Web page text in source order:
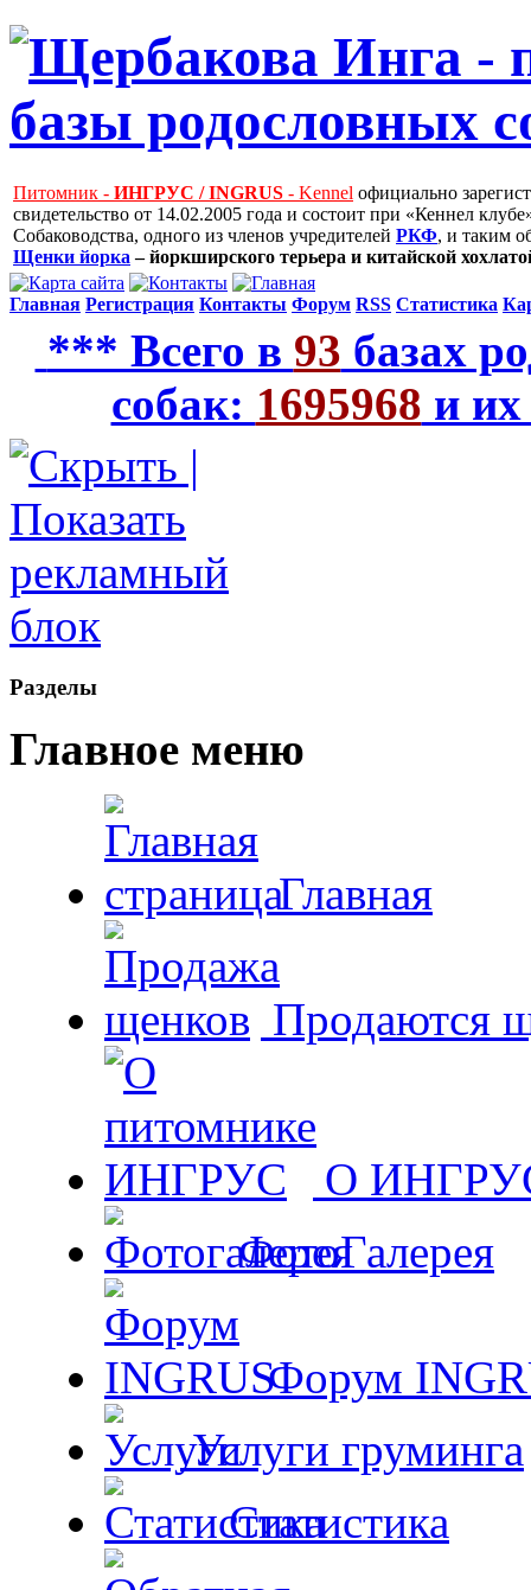
Питомник - ИНГРУС / INGRUS - Kennel официально
свидетельство от 14.02.2005 года и состоит при «Кеннел
Собаководства, одного из членов учредителей РКФ, и таким
Щенки йорка – йоркширского терьера и китайской
Главная Регистрация Контакты Форум RSS Статистика
*** Всего в 93 базах
собак: 1695968 и
Рaзделы
Главное меню
Главная
Продаются
О
ФотоГалерея
Форум
Услуги груминга
Статистика